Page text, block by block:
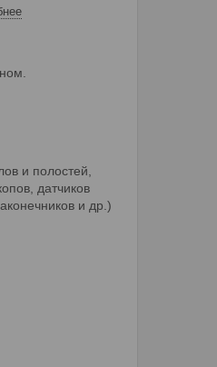
и полостей,
датчиков
и др.)